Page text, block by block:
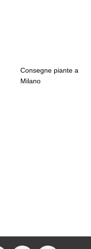
Consegne piante a
Milano